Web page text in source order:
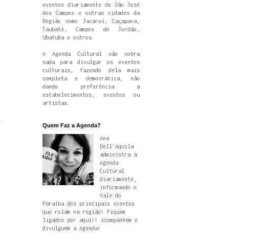
eventos diariamente de São José
dos Campos e outras cidades da
Região como Jacareí, Caçapava,
Taubaté, Campos do Jordão,
Ubatuba e outros.
A Agenda Cultural não cobra
nada para divulgar os eventos
culturais, fazendo dela mais
completa e democrática, não
dando preferência a
estabelecimentos, eventos ou
artistas.
Quem Faz a Agenda?
Ana
Dell'Aquila
administra a
Agenda
Cultural
diariamente,
informando o
Vale do
Paraíba dos principais eventos
que rolam na região! Fiquem
ligados por aqui!! Acompanhem e
divulguem a Agenda!